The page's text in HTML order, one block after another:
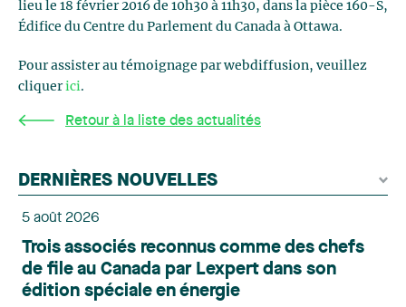
lieu le 18 février 2016 de 10h30 à 11h30, dans la pièce 160-S,
Édifice du Centre du Parlement du Canada à Ottawa.
Pour assister au témoignage par webdiffusion, veuillez
cliquerici.
Retour à la liste des actualités
DERNIÈRES NOUVELLES
5 août 2026
Trois associés reconnus comme des chefs
de file au Canada par Lexpert dans son
édition spéciale en énergie